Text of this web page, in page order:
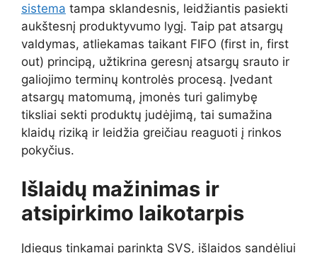
sistema tampa sklandesnis, leidžiantis pasiekti
aukštesnį produktyvumo lygį. Taip pat atsargų
valdymas, atliekamas taikant FIFO (first in, first
out) principą, užtikrina geresnį atsargų srauto ir
galiojimo terminų kontrolės procesą. Įvedant
atsargų matomumą, įmonės turi galimybę
tiksliai sekti produktų judėjimą, tai sumažina
klaidų riziką ir leidžia greičiau reaguoti į rinkos
pokyčius.
Išlaidų mažinimas ir
atsipirkimo laikotarpis
Įdiegus tinkamai parinktą SVS, išlaidos sandėliui